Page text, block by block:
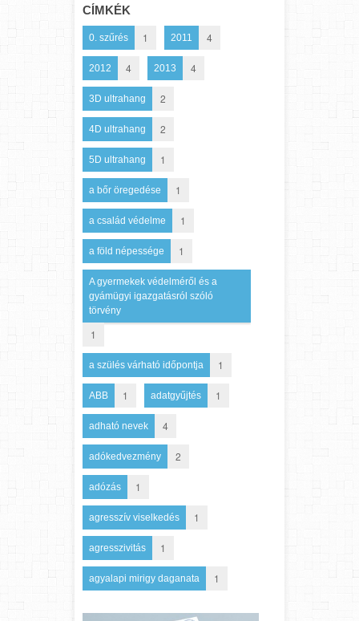
CÍMKÉK
0. szűrés 1 2011 4
2012 4 2013 4
3D ultrahang 2
4D ultrahang 2
5D ultrahang 1
a bőr öregedése 1
a család védelme 1
a föld népessége 1
A gyermekek védelméről és a
gyámügyi igazgatásról szóló
törvény
1
a szülés várható időpontja 1
ABB 1 adatgyűjtés 1
adható nevek 4
adókedvezmény 2
adózás 1
agresszív viselkedés 1
agresszivitás 1
agyalapi mirigy daganata 1